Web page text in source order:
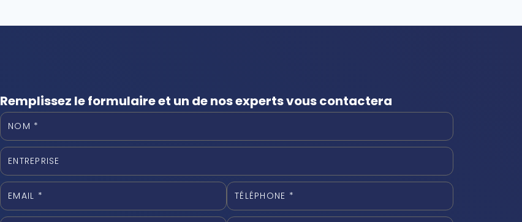
Remplissez le formulaire et un de nos experts vous contactera